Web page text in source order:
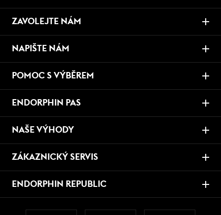
ZAVOLEJTE NÁM
NAPIŠTE NÁM
POMOC S VÝBĚREM
ENDORPHIN PAS
NAŠE VÝHODY
ZÁKAZNICKÝ SERVIS
ENDORPHIN REPUBLIC